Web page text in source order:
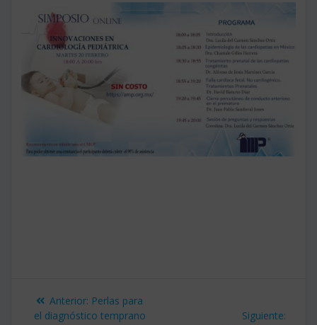
Navegación
Anterior: Entrada
anterior:
Perlas para
el diagnóstico temprano
Siguiente: